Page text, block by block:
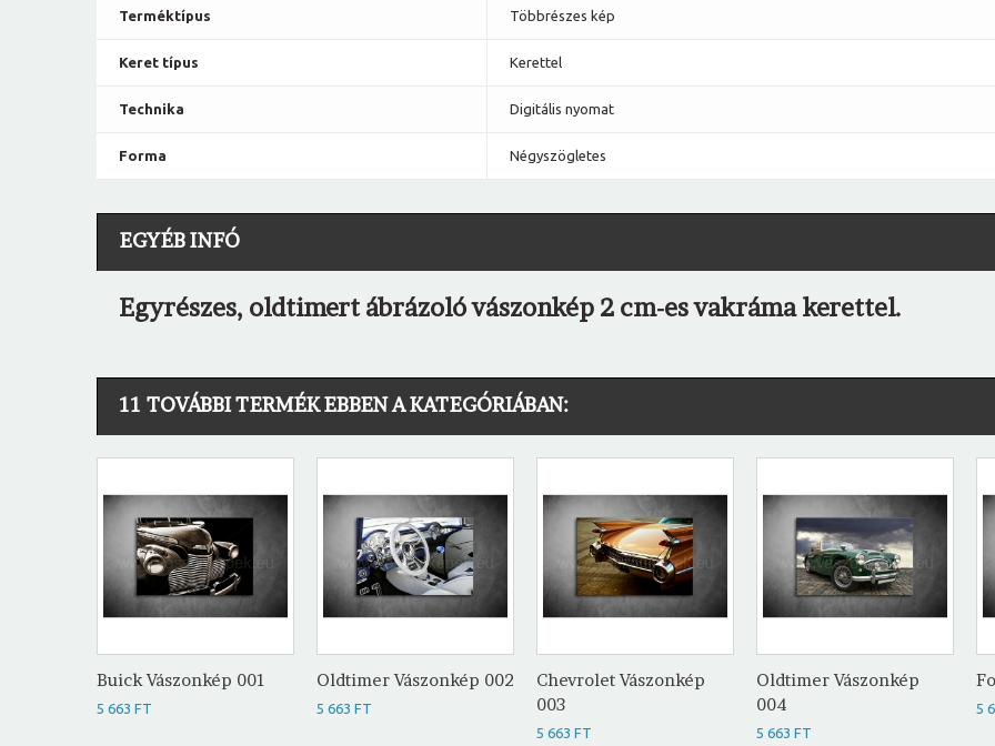
Terméktípus Többrészes kép
Keret típus Kerettel
Technika Digitális nyomat
Forma Négyszögletes
EGYÉB INFÓ
Egyrészes, oldtimert ábrázoló vászonkép 2 cm-es vakráma kerettel.
11 TOVÁBBI TERMÉK EBBEN A KATEGÓRIÁBAN:
Buick Vászonkép 001
5 663 FT
Oldtimer Vászonkép 002
5 663 FT
Chevrolet Vászonkép
003
5 663 FT
Oldtimer Vászonkép
004
5 663 FT
5